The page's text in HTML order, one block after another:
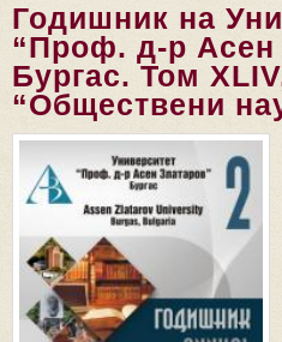
Годишник на
“Проф. д-р Асен
Бургас. Том
“Обществени